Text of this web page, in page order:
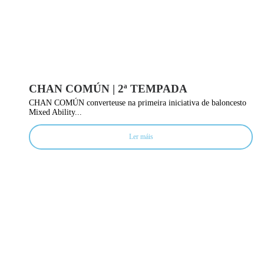
CHAN COMÚN | 2ª TEMPADA
CHAN COMÚN converteuse na primeira iniciativa de baloncesto
Mixed Ability...
Ler máis